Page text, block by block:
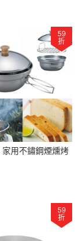
59
折
59
折